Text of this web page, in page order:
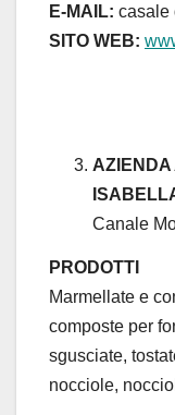
E-MAIL: casale
SITO WEB:
AZIENDA
Canale
PRODOTTI
Marmellate e
composte per
sgusciate,
nocciole,